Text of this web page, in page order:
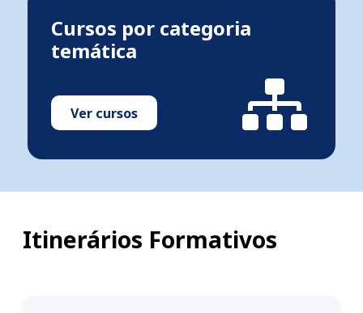
Cursos por categoria
temática
Ver cursos
Itinerários Formativos